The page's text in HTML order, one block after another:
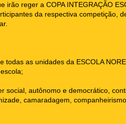
reger a COPA INTEGRAÇÃO
da respectiva competição,
as unidades da ESCOLA
social, autônomo e democrático,
camaradagem,